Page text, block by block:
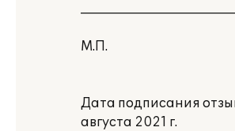
М.П.
Дата подписания
августа 2021 г.